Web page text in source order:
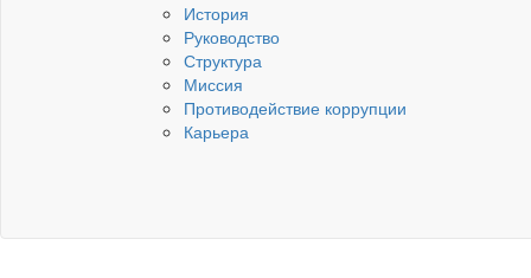
История
Руководство
Структура
Миссия
Противодействие коррупции
Карьера